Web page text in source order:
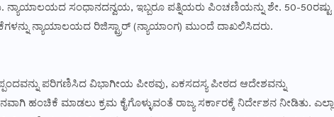
ನ್ಯಾಯಾಲಯದ ಸಂಧಾನದನ್ವಯ, ಇಬ್ಬರೂ ಪತ್ನಿಯರು ಪಿಂಚಣಿಯನ್ನು ಶೇ. 50-50ರಷ್ಟು
ನ್ಯಾಯಾಲಯದ ರಿಜಿಸ್ಟ್ರಾರ್ (ನ್ಯಾಯಾಂಗ) ಮುಂದೆ ದಾಖಲಿಸಿದರು.
ಪರಿಗಣಿಸಿದ ವಿಭಾಗೀಯ ಪೀಠವು, ಏಕಸದಸ್ಯ ಪೀಠದ ಆದೇಶವನ್ನು
ಹಂಚಿಕೆ ಮಾಡಲು ಕ್ರಮ ಕೈಗೊಳ್ಳುವಂತೆ ರಾಜ್ಯ ಸರ್ಕಾರಕ್ಕೆ ನಿರ್ದೇಶನ ನೀಡಿತು. ಎಲ್ಲಾ